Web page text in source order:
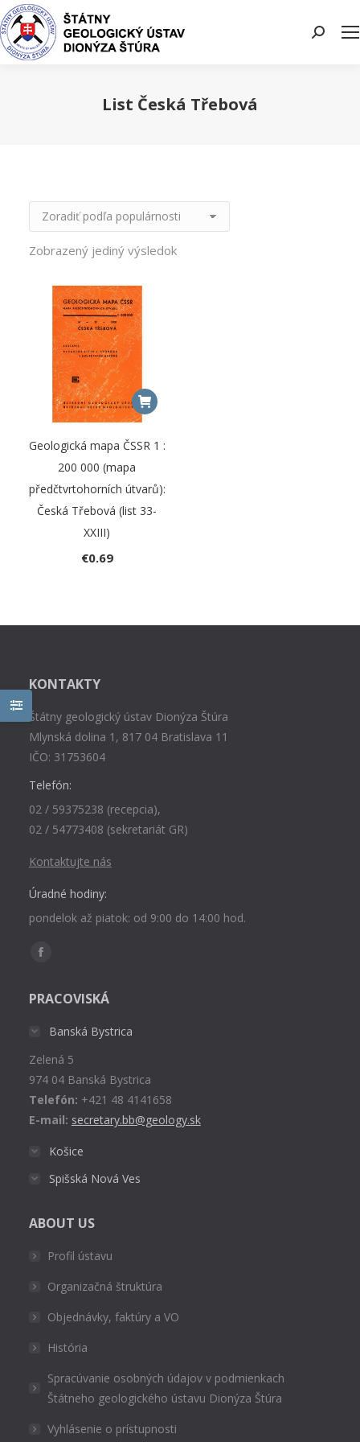
Search:
List Česká Třebová
Zobrazený jediný výsledok
Geologická mapa ČSSR 1 :
200 000 (mapa
předčtvrtohorních útvarů):
Česká Třebová (list 33-
XXIII)
€0.69
KONTAKTY
Štátny geologický ústav Dionýza Štúra
Mlynská dolina 1, 817 04 Bratislava 11
IČO: 31753604
Telefón:
02 / 59375238 (recepcia),
02 / 54773408 (sekretariát GR)
Kontaktujte nás
Úradné hodiny:
pondelok až piatok: od 9:00 do 14:00 hod.
Find us on:
Facebook
opens
window
PRACOVISKÁ
Banská Bystrica
Zelená 5
974 04 Banská Bystrica
Telefón: +421 48 4141658
E-mail: secretary.bb@geology.sk
Košice
Spišská Nová Ves
ABOUT US
Profil ústavu
Organizačná štruktúra
Objednávky, faktúry a VO
História
Spracúvanie osobných údajov v podmienkach
Štátneho geologického ústavu Dionýza Štúra
Vyhlásenie o prístupnosti